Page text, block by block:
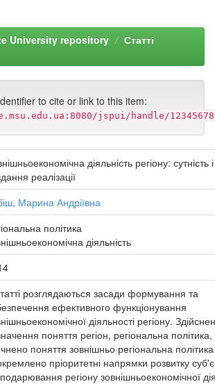
University repository
Статті
to cite or link to this item:
jspui/handle/
діяльність регіону: сутність і
реалізації
Марина Андріївна
політика
діяльність
розглядаються засади формування та
ефективного функціонування
діяльності регіону.
поняття регіон, регіональна політика,
поняття зовнішньо регіональна
пріоритетні напрямки розвитку
регіону зовнішньоекономічної